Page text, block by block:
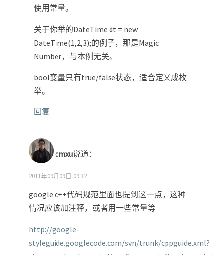
使用常量。
关于你举的DateTime dt = new
DateTime(1,2,3);的例子，那是Magic
Number，与本例无关。
bool变量只有true/false状态，适合定义成枚
举。
回复
cmxu说道：
2011年09月09日 09:32
google c++代码规范里面也提到这一点，这种
情况应该加注释，或者用一些常量等
http://google-
styleguide.googlecode.com/svn/trunk/cppguide.xml?